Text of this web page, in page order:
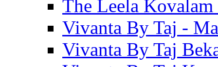
The Leela
Vivanta By Taj -
Vivanta By Taj